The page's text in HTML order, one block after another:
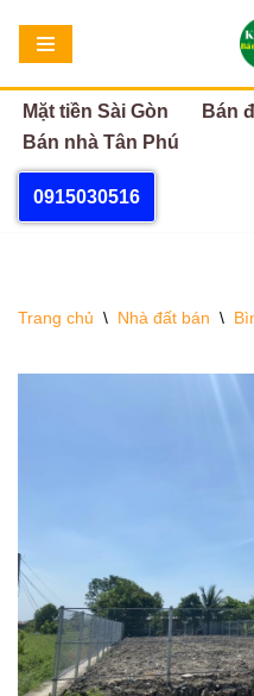
Chuyển
tới
nội
dung
Mặt tiền Sài Gòn
Bán
Bán nhà Tân Phú
0915030516
Trang chủ \ Nhà đất bán \